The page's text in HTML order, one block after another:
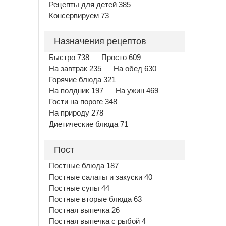
Рецепты для детей 385
Консервируем 73
Назначения рецептов
Быстро 738
Просто 609
На завтрак 235
На обед 630
Горячие блюда 321
На полдник 197
На ужин 469
Гости на пороге 348
На природу 278
Диетические блюда 71
Пост
Постные блюда 187
Постные салаты и закуски 40
Постные супы 44
Постные вторые блюда 63
Постная выпечка 26
Постная выпечка с рыбой 4